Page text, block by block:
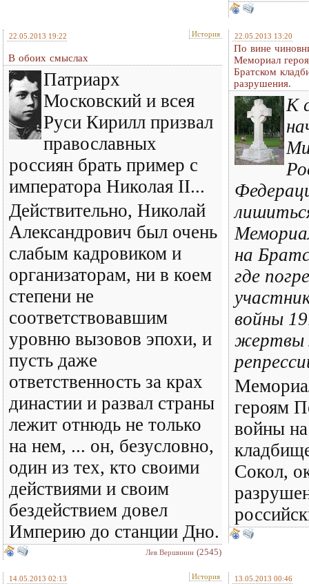
22.05.2013 19:22 История
В обоих смыслах
Патриарх
Московский и всея
Руси Кирилл призвал
православных
россиян брать пример с
императора Николая II...
Действительно, Николай
Александрович был очень
слабым кадровиком и
организаторам, ни в коем
степени не
соответствовавшим
уровню вызовов эпохи, и
пусть даже
ответственность за крах
династии и развал страны
лежит отнюдь не только
на нем, ... он, безусловно,
один из тех, кто своими
действиями и своим
бездействием довел
Империю до станции Дно.
Лев Вершинин (2545)
22.05.2013 13:20
По вине
Мемориал
Братском
разрушения.
К
на
где
войны
жертвы
героям
войны
Сокол,
14.05.2013 02:13 История 13.05.2013 00:46